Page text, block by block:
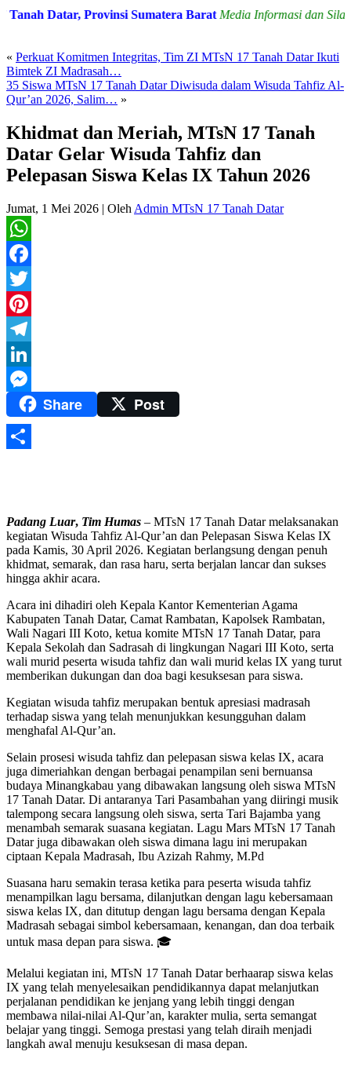
Datar, Provinsi Sumatera Barat Media Informasi dan
« Perkuat Komitmen Integritas, Tim ZI MTsN 17 Tanah Datar Ikuti
Bimtek ZI Madrasah…
35 Siswa MTsN 17 Tanah Datar Diwisuda dalam Wisuda Tahfiz Al-
Qur’an 2026, Salim… »
Khidmat dan Meriah, MTsN 17 Tanah
Datar Gelar Wisuda Tahfiz dan
Pelepasan Siswa Kelas IX Tahun 2026
Jumat, 1 Mei 2026 | Oleh Admin MTsN 17 Tanah Datar
WhatsApp
Facebook
Twitter
Pinterest
Telegram
LinkedIn
MessengerShare Post
Padang Luar, Tim Humas – MTsN 17 Tanah Datar melaksanakan
kegiatan Wisuda Tahfiz Al-Qur’an dan Pelepasan Siswa Kelas IX
pada Kamis, 30 April 2026. Kegiatan berlangsung dengan penuh
khidmat, semarak, dan rasa haru, serta berjalan lancar dan sukses
hingga akhir acara.
Acara ini dihadiri oleh Kepala Kantor Kementerian Agama
Kabupaten Tanah Datar, Camat Rambatan, Kapolsek Rambatan,
Wali Nagari III Koto, ketua komite MTsN 17 Tanah Datar, para
Kepala Sekolah dan Sadrasah di lingkungan Nagari III Koto, serta
wali murid peserta wisuda tahfiz dan wali murid kelas IX yang turut
memberikan dukungan dan doa bagi kesuksesan para siswa.
Kegiatan wisuda tahfiz merupakan bentuk apresiasi madrasah
terhadap siswa yang telah menunjukkan kesungguhan dalam
menghafal Al-Qur’an.
Selain prosesi wisuda tahfiz dan pelepasan siswa kelas IX, acara
juga dimeriahkan dengan berbagai penampilan seni bernuansa
budaya Minangkabau yang dibawakan langsung oleh siswa MTsN
17 Tanah Datar. Di antaranya Tari Pasambahan yang diiringi musik
talempong secara langsung oleh siswa, serta Tari Bajamba yang
menambah semarak suasana kegiatan. Lagu Mars MTsN 17 Tanah
Datar juga dibawakan oleh siswa dimana lagu ini merupakan
ciptaan Kepala Madrasah, Ibu Azizah Rahmy, M.Pd
Suasana haru semakin terasa ketika para peserta wisuda tahfiz
menampilkan lagu bersama, dilanjutkan dengan lagu kebersamaan
siswa kelas IX, dan ditutup dengan lagu bersama dengan Kepala
Madrasah sebagai simbol kebersamaan, kenangan, dan doa terbaik
untuk masa depan para siswa. 🎓
Melalui kegiatan ini, MTsN 17 Tanah Datar berhaarap siswa kelas
IX yang telah menyelesaikan pendidikannya dapat melanjutkan
perjalanan pendidikan ke jenjang yang lebih tinggi dengan
membawa nilai-nilai Al-Qur’an, karakter mulia, serta semangat
belajar yang tinggi. Semoga prestasi yang telah diraih menjadi
langkah awal menuju kesuksesan di masa depan.